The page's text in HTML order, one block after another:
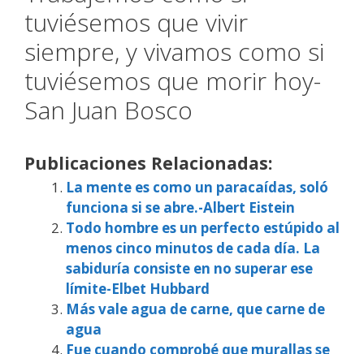
tuviésemos que vivir
siempre, y vivamos como si
tuviésemos que morir hoy-
San Juan Bosco
Publicaciones Relacionadas:
La mente es como un paracaídas, soló
funciona si se abre.-Albert Eistein
Todo hombre es un perfecto estúpido al
menos cinco minutos de cada día. La
sabiduría consiste en no superar ese
límite-Elbet Hubbard
Más vale agua de carne, que carne de
agua
Fue cuando comprobé que murallas se